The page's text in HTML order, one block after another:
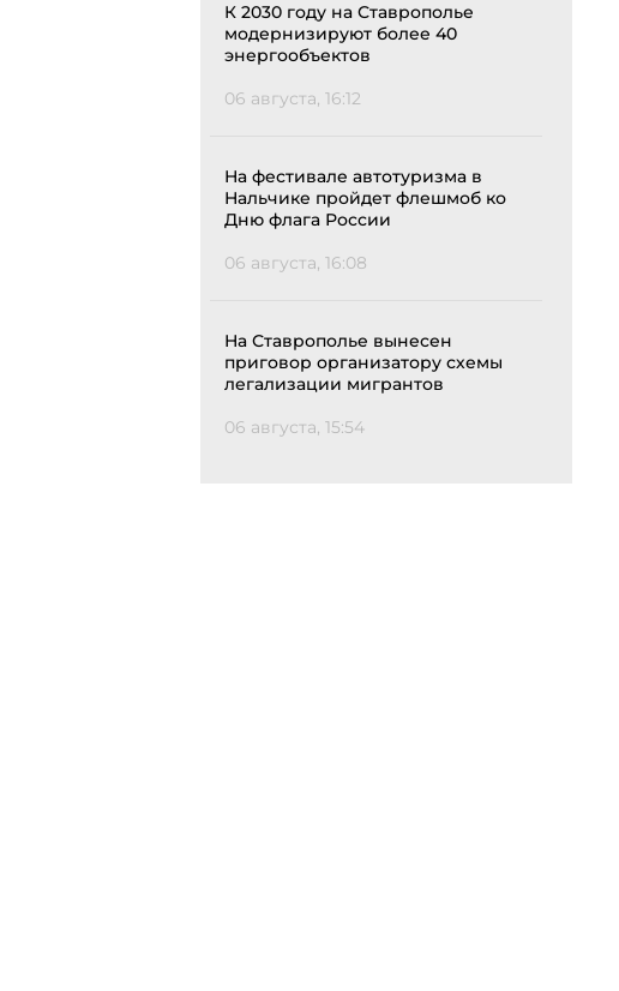
К 2030 году на Ставрополье
модернизируют более 40
энергообъектов
06 августа, 16:12
На фестивале автотуризма в
Нальчике пройдет флешмоб ко
Дню флага России
06 августа, 16:08
На Ставрополье вынесен
приговор организатору схемы
легализации мигрантов
06 августа, 15:54